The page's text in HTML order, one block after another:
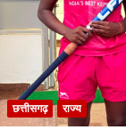
छत्तीसगढ़ राज्य